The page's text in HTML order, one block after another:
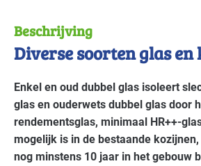
Bouw - gemeentewerven
Bouw - schilders en onderhoud Basis
Bouwmaterialen - beton Basis
Beschrijving
Diverse soorten glas en
Enkel en oud dubbel glas isoleert
glas en ouderwets dubbel glas door
rendementsglas, minimaal HR++-
mogelijk is in de bestaande
nog minstens 10 jaar in het gebouw